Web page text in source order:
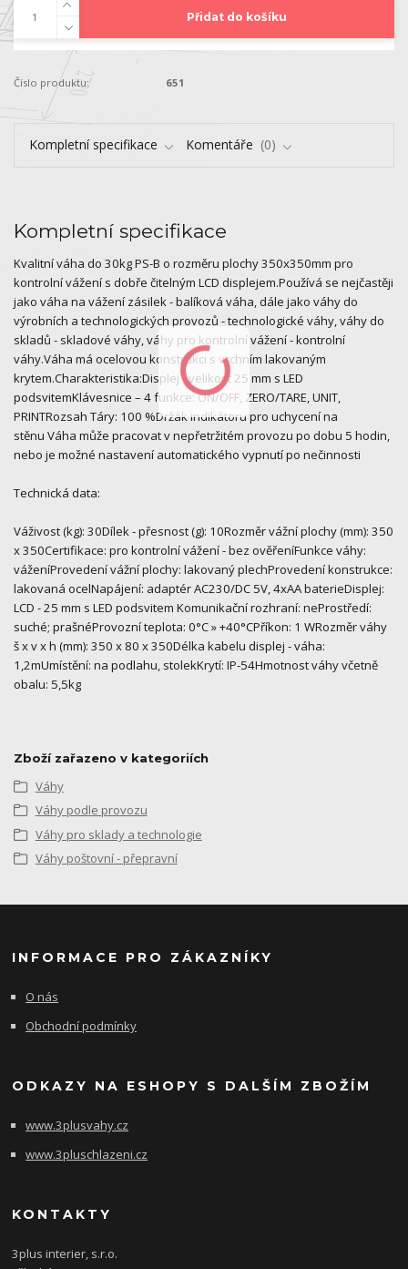
Přidat do košíku
Číslo produktu: 651
Kompletní specifikace Komentáře 0
Kompletní specifikace
Kvalitní váha do 30kg PS-B o rozměru plochy 350x350mm pro
kontrolní vážení s dobře čitelným LCD displejem.Používá se nejčastěji
jako váha na vážení zásilek - balíková váha, dále jako váhy do
výrobních a technologických provozů - technologické váhy, váhy do
skladů - skladové váhy, váhy pro kontrolní vážení - kontrolní
váhy.Váha má ocelovou konstrukci s vrchním lakovaným
krytem.Charakteristika:Displej - velikost 25 mm s LED
podsvitemKlávesnice – 4 funkce: ON/OFF, ZERO/TARE, UNIT,
PRINTRozsah Táry: 100 %Držák indikátoru pro uchycení na
stěnu Váha může pracovat v nepřetržitém provozu po dobu 5 hodin,
nebo je možné nastavení automatického vypnutí po nečinnosti
Technická data:
Váživost (kg): 30Dílek - přesnost (g): 10Rozměr vážní plochy (mm): 350
x 350Certifikace: pro kontrolní vážení - bez ověřeníFunkce váhy:
váženíProvedení vážní plochy: lakovaný plechProvedení konstrukce:
lakovaná ocelNapájení: adaptér AC230/DC 5V, 4xAA baterieDisplej:
LCD - 25 mm s LED podsvitem Komunikační rozhraní: neProstředí:
suché; prašnéProvozní teplota: 0°C » +40°CPříkon: 1 WRozměr váhy
š x v x h (mm): 350 x 80 x 350Délka kabelu displej - váha:
1,2mUmístění: na podlahu, stolekKrytí: IP-54Hmotnost váhy včetně
obalu: 5,5kg
Zboží zařazeno v kategoriích
Váhy
Váhy podle provozu
Váhy pro sklady a technologie
Váhy poštovní - přepravní
INFORMACE PRO ZÁKAZNÍKY
O nás
Obchodní podmínky
ODKAZY NA ESHOPY S DALŠÍM ZBOŽÍM
www.3plusvahy.cz
www.3pluschlazeni.cz
KONTAKTY
3plus interier, s.r.o.